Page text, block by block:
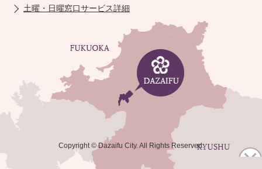
土曜・日曜窓口サービス詳細
Copyright © Dazaifu City. All Rights Reserved.